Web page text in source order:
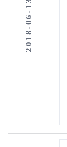
2018-06-13